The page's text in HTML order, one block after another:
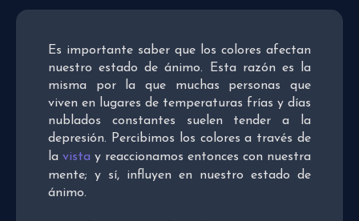
Es importante saber que los colores afectan
nuestro estado de ánimo. Esta razón es la
misma por la que muchas personas que
viven en lugares de temperaturas frías y días
nublados constantes suelen tender a la
depresión. Percibimos los colores a través de
la vista y reaccionamos entonces con nuestra
mente; y sí, influyen en nuestro estado de
ánimo.